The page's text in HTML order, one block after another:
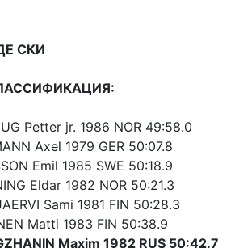
СКИ
Petter jr. 1986 NOR 49:58.0
Axel 1979 GER 50:07.8
Emil 1985 SWE 50:18.9
Eldar 1982 NOR 50:21.3
Sami 1981 FIN 50:28.3
Matti 1983 FIN 50:38.9
Maxim 1982 RUS 50:42.7